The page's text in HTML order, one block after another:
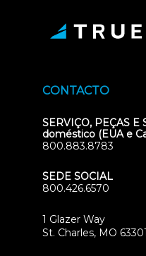
CONTACTO
SERVIÇO, PEÇAS E
doméstico (EUA e
800.883.8783
SEDE SOCIAL
800.426.6570
1 Glazer Way
St. Charles, MO 63301